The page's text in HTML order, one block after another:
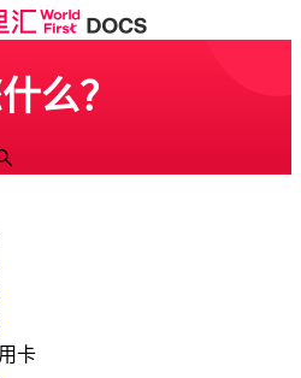
么？
卡